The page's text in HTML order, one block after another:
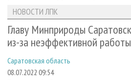
ЛЕСОЗАГОТОВКА
ЛЕСОПИЛЕНИЕ
СУШКА ДРЕВЕСИНЫ
НОВОСТИ ЛПК
НОВОСТИ ЖУРНАЛА
ПРОЕКТЫ ЛПИ
АНАЛИТИКА
ПРЕДПРИЯТИЯ ЛПК
ПЕРСОНЫ
АРХИВ
АРХИВ ЖУРНАЛОВ
О ЖУРНАЛЕ
ПОДПИСКА
КОНТАКТЫ
РЕКЛАМОДАТЕЛЯМ
РЕКЛАМА
НОВОСТИ ЛПК
Главу Минприроды
из-за неэффективной работы
Саратовская область
08.07.2022 09:54